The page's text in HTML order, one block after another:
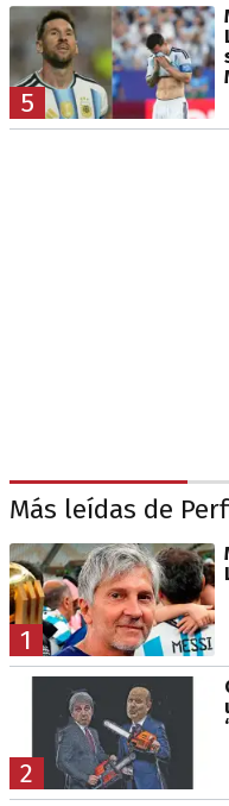
5
Más leídas de
1
2